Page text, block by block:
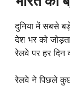
दुनिया में सबसे
देश भर को
रेलवे पर हर दिन
रेलवे ने पिछले कुछ